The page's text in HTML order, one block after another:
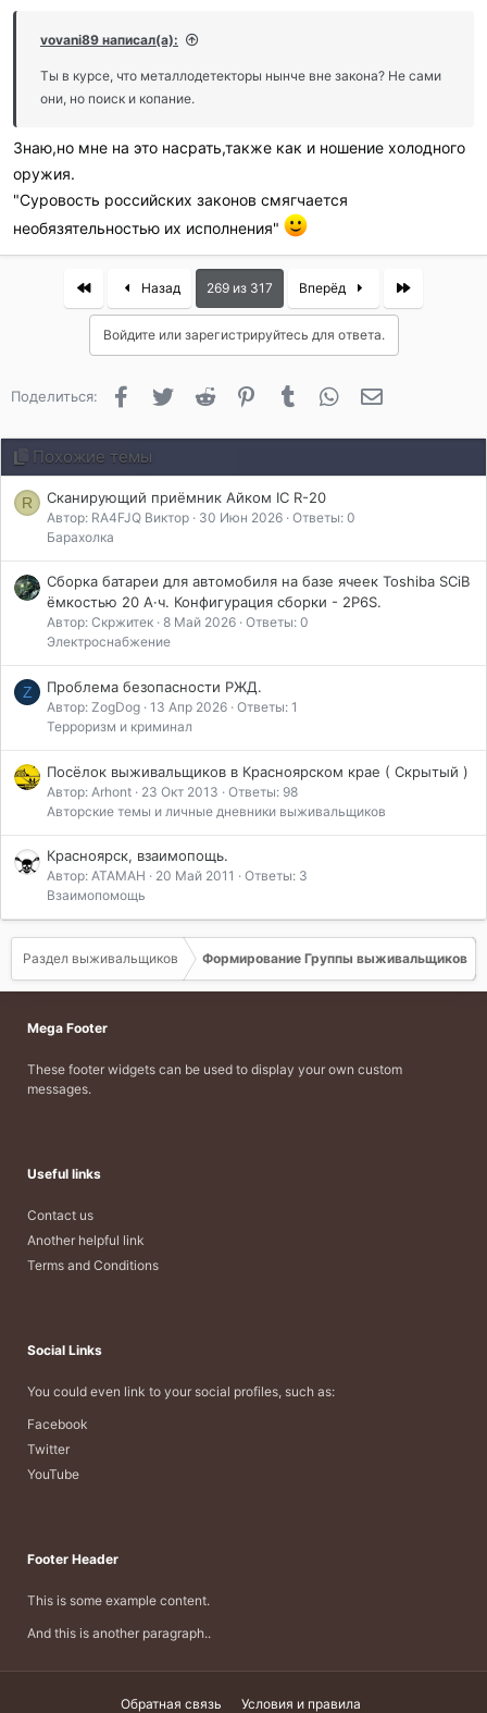
vovani89 написал(а):
Ты в курсе, что металлодетекторы нынче вне закона? Не сами
они, но поиск и копание.
Знаю,но мне на это насрать,также как и ношение холодного
оружия.
"Суровость российских законов смягчается
необязятельностью их исполнения"
First Назад 269 из 317 Вперёд Last
Войдите или зарегистрируйтесь для ответа.
Поделиться: FacebookTwitter Reddit PinterestTumblr WhatsApp
Похожие темы
R Сканирующий приёмник Айком IC R-20
Автор: RA4FJQ Виктор 30 Июн 2026 Ответы: 0
Барахолка
Сборка батареи для автомобиля на базе ячеек Toshiba SCiB
ёмкостью 20 А·ч. Конфигурация сборки - 2P6S.
Автор: Скржитек 8 Май 2026 Ответы: 0
Электроснабжение
Z Проблема безопасности РЖД.
Автор: ZogDog 13 Апр 2026 Ответы: 1
Терроризм и криминал
Посёлок выживальщиков в Красноярском крае ( Скрытый )
Автор: Arhont 23 Окт 2013
Ответы: 98
Авторские темы и личные дневники выживальщиков
Красноярск, взаимопощь.
Автор: ATAMAH 20 Май 2011
Ответы: 3
Взаимопомощь
Раздел выживальщиков Формирование Группы выживальщиков
Mega Footer
These footer widgets can be used to display your own custom
messages.
Useful links
Contact us
Another helpful link
Terms and Conditions
Social Links
You could even link to your social profiles, such as:
Facebook
Twitter
YouTube
Footer Header
This is some example content.
And this is another paragraph..
Обратная связь Условия и правила